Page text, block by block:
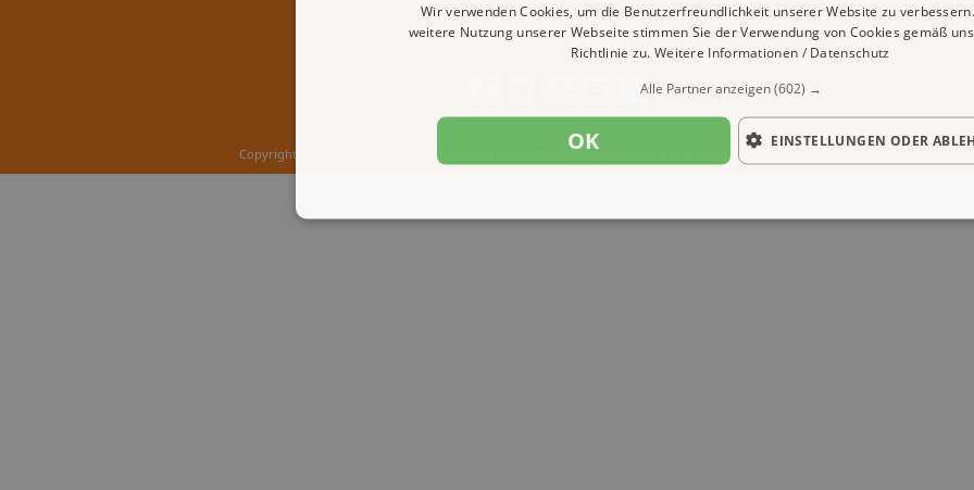
Impressum Datenschutz Cookies
Copyright © 2000 - 2026 1A-Infosysteme.de | Content by: 1A-Reisemarkt.de | 06.08.2026 | CFo: No|PATH ( 0.435)
Wir verwenden Cookies, um die Benutzerfreundlichkeit unserer Website zu
weitere Nutzung unserer Webseite stimmen Sie der Verwendung von Cookies gemäß
Richtlinie zu. Weitere Informationen / Datenschutz
Alle Partner anzeigen(602) →
OK EINSTELLUNGEN ODER